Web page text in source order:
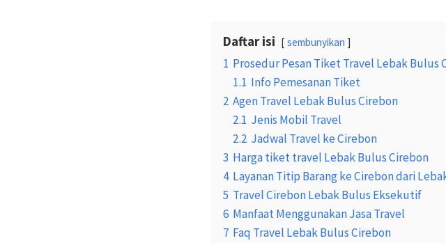
Daftar isi sembunyikan
1 Prosedur Pesan Tiket Travel Lebak Bulus
1.1 Info Pemesanan Tiket
2 Agen Travel Lebak Bulus Cirebon
2.1 Jenis Mobil Travel
2.2 Jadwal Travel ke Cirebon
3 Harga tiket travel Lebak Bulus Cirebon
4 Layanan Titip Barang ke Cirebon dari
5 Travel Cirebon Lebak Bulus Eksekutif
6 Manfaat Menggunakan Jasa Travel
7 Faq Travel Lebak Bulus Cirebon